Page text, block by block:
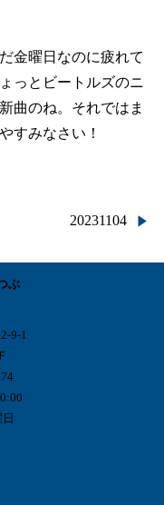
金曜日なのに疲れて
っとビートルズのニ
曲のね。それではま
すみなさい！
20231104
ぶ
9-1